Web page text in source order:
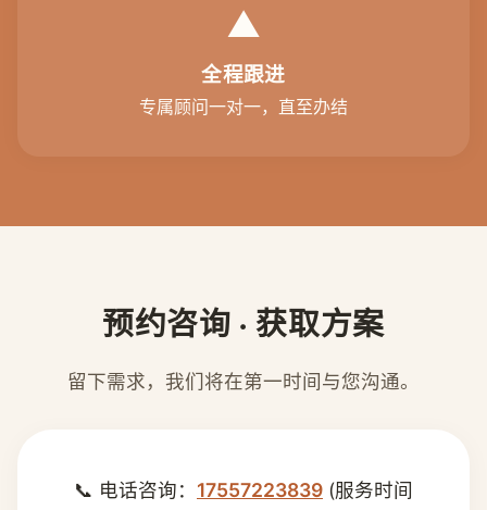
▲
全程跟进
专属顾问一对一，直至办结
预约咨询 · 获取方案
留下需求，我们将在第一时间与您沟通。
📞 电话咨询： 17557223839 (服务时间